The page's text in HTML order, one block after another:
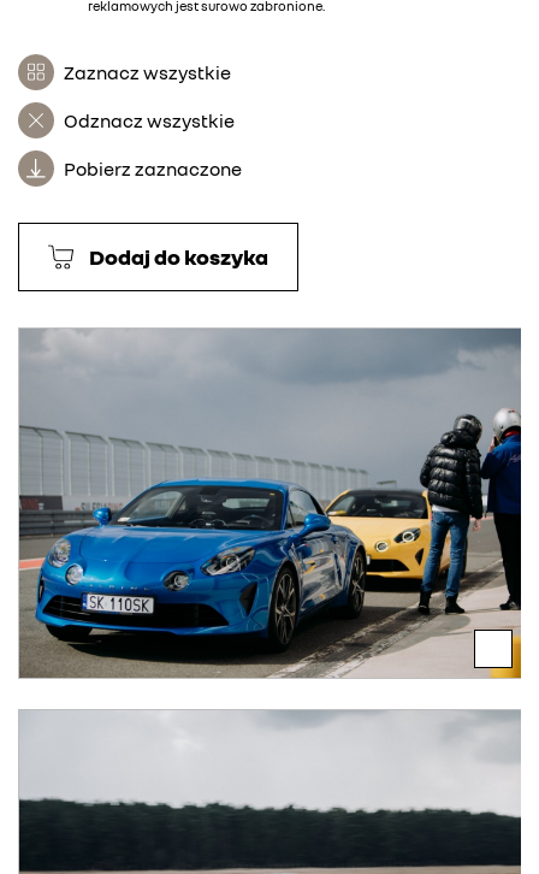
reklamowych jest surowo zabronione.
Zaznacz wszystkie
Odznacz wszystkie
Pobierz zaznaczone
Dodaj do koszyka